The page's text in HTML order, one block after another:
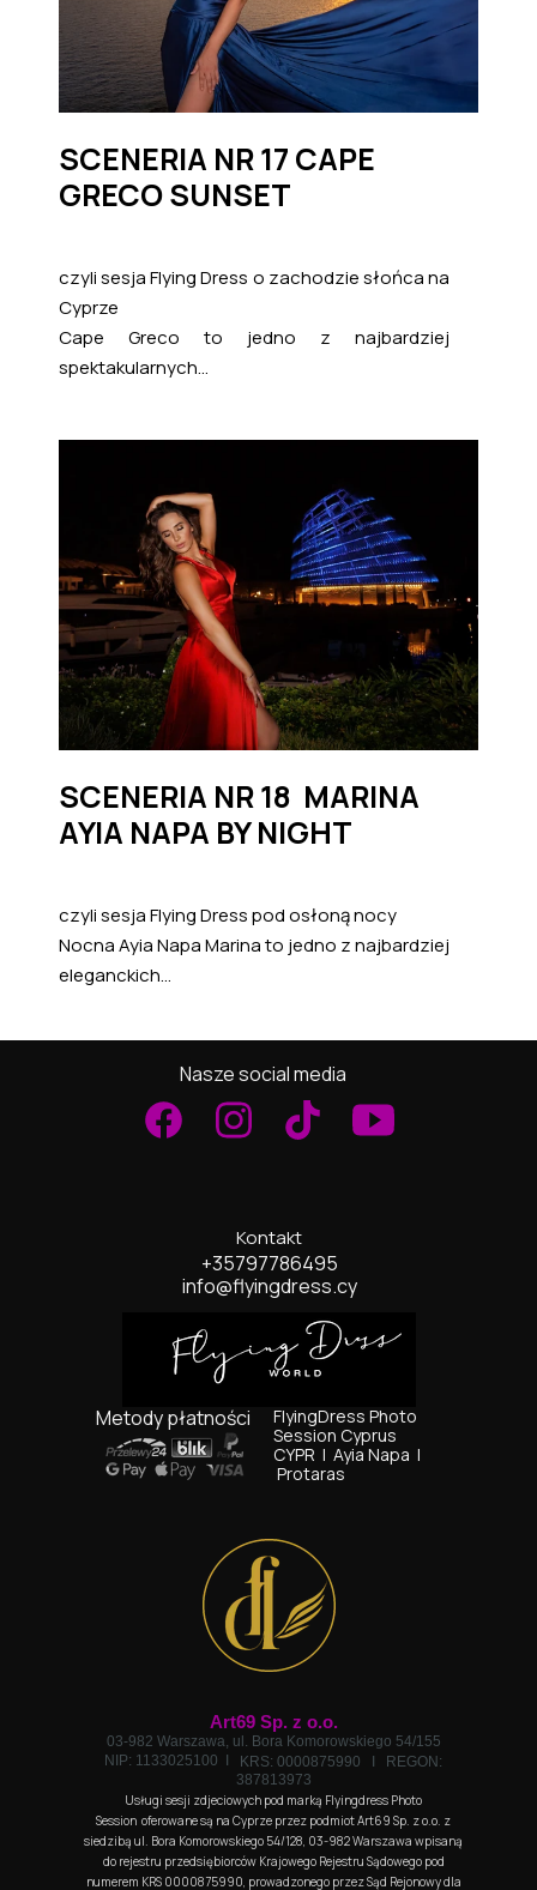
SCENERIA NR 17 CAPE
GRECO SUNSET
czyli sesja Flying Dress o zachodzie słońca na
Cyprze
Cape Greco to jedno z najbardziej
spektakularnych...
SCENERIA NR 18 MARINA
AYIA NAPA BY NIGHT
czyli sesja Flying Dress pod osłoną nocy
Nocna Ayia Napa Marina to jedno z najbardziej
eleganckich...
FlyingDress Photo
Session Cyprus
CYPR I Ayia Napa I
Protaras
Art69 Sp. z o.o.
03-982 Warszawa, ul. Bora Komorowskiego 54/155
NIP: 1133025100 I
KRS: 0000875990 I
REGON:
387813973
Usługi sesji zdjeciowych pod marką Flyingdress Photo
Session oferowane są na Cyprze przez podmiot Art69 Sp. z o.o. z
siedzibą ul. Bora Komorowskiego 54/128, 03-982 Warszawa wpisaną
do rejestru przedsiębiorców Krajowego Rejestru Sądowego pod
numerem KRS 0000875990, prowadzonego przez Sąd Rejonowy dla
Nasze social media
Kontakt
+35797786495
info@flyingdress.cy
Metody płatności